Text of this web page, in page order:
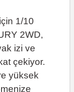
1/10
2WD,
izi ve
çekiyor.
yüksek